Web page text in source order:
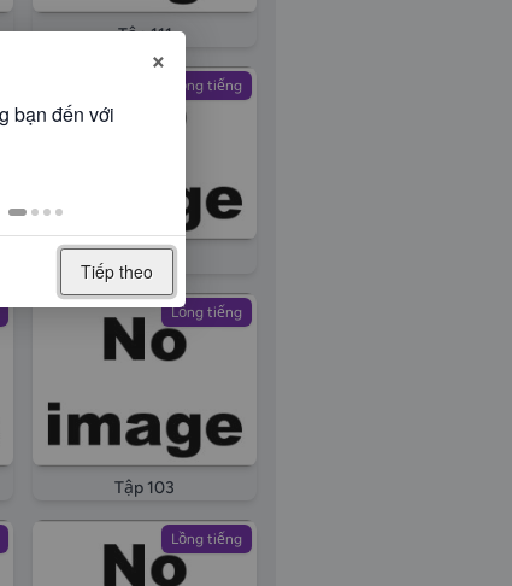
Tập 111
Lồng tiếng
Tập 107
Lồng tiếng
Tập 103
Lồng tiếng
×
Tiếp theo